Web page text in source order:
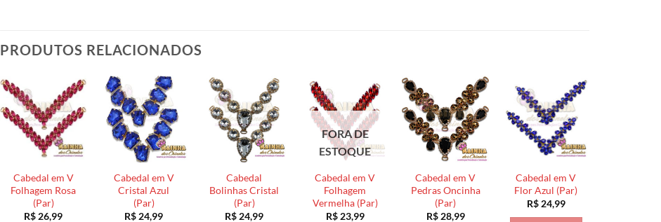
PRODUTOS RELACIONADOS
Cabedal em V
Folhagem Rosa
(Par)
R$ 26,99
Cabedal em V
Cristal Azul
(Par)
R$ 24,99
Cabedal
Bolinhas Cristal
(Par)
R$ 24,99
FORA DE
ESTOQUE
Cabedal em V
Folhagem
Vermelha (Par)
R$23,99
Cabedal em V
Pedras Oncinha
(Par)
R$28,99
Cabedal em V
Flor Azul (Par)
R$24,99